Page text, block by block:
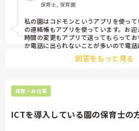
保育士, 保育園
私の園はコドモンというアプリを使って
の連絡帳もアプリを使っています。お
時間の変更もアプリで送ってもらって
か電話に出られないことが多いので電
なりました。お帳面は紙で残したいとい
年度終わりには製本を作成することもで
た。いろいろな書類がペーパーレスで場
すよね。
回答をもっと見る
保育・お仕事
ICTを導入している園の保育士の